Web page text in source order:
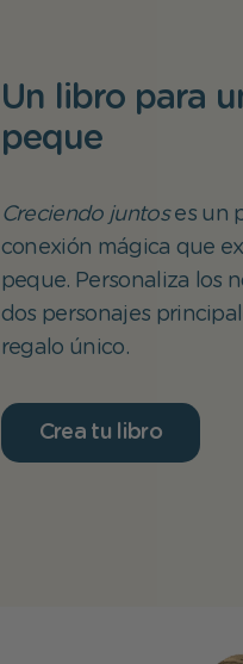
Un libro para
peque
Creciendo juntoses un
conexión mágica que
peque. Personaliza los
dos personajes
regalo único.
Crea tu libro